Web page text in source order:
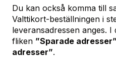
Du kan också komma till
Valttikort‑beställningen i
leveransadressen anges.
fliken ”Sparade adresser”
adresser”.